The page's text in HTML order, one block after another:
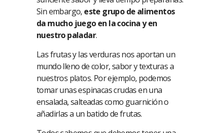
Sin embargo, este grupo de alimentos
da mucho juego en la cocina y en
nuestro paladar.
Las frutas y las verduras nos aportan un
mundo lleno de color, sabor y texturas a
nuestros platos. Por ejemplo, podemos
tomar unas espinacas crudas en una
ensalada, salteadas como guarnición o
añadirlas a un batido de frutas.